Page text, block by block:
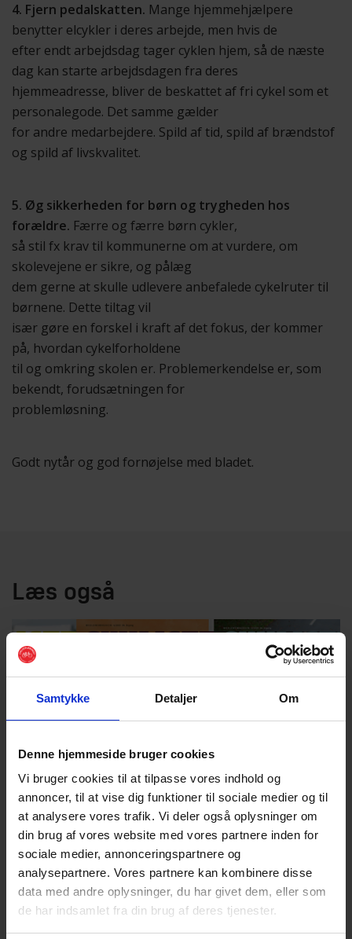
Samtykke Detaljer Om
Denne hjemmeside bruger cookies
Vi bruger cookies til at tilpasse vores indhold og
annoncer, til at vise dig funktioner til sociale medier og til
at analysere vores trafik. Vi deler også oplysninger om
din brug af vores website med vores partnere inden for
sociale medier, annonceringspartnere og
analysepartnere. Vores partnere kan kombinere disse
data med andre oplysninger, du har givet dem, eller som
de har indsamlet fra din brug af deres tjenester.
4. Fjern pedalskatten. Mange hjemmehjælpere
benytter elcykler i deres arbejde, men hvis de
efter endt arbejdsdag tager cyklen hjem, så de næste
dag kan starte arbejdsdagen fra deres
hjemmeadresse, bliver de beskattet af fri cykel som et
personalegode. Det samme gælder
for andre medarbejdere. Spild af tid, spild af brændstof
og spild af livskvalitet.
5. Øg sikkerheden for børn og trygheden hos
forældre. Færre og færre børn cykler,
så stil fx krav til kommunerne om at vurdere, om
skolevejene er sikre, og pålæg
dem gerne at skulle udlevere anbefalede cykelruter til
børnene. Dette tiltag vil
især gøre en forskel i kraft af det fokus, der kommer
på, hvordan cykelforholdene
til og omkring skolen er. Problemerkendelse er, som
bekendt, forudsætningen for
problemløsning.
Godt nytår og god fornøjelse med bladet.
Læs også
Magasinet CYKLISTER
Et magasin om det, som cyklister går op i. CYKLISTER
udkommer fire gange årligt - hver gang med et aktuelt